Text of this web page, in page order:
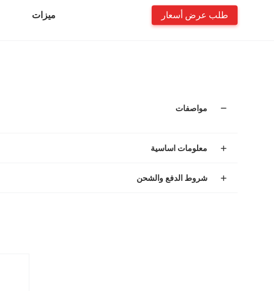
ميزات طلب عرض أسعار
مواصفات
معلومات اساسية
شروط الدفع والشحن